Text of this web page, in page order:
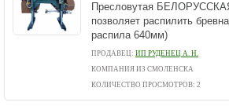
Пресловутая
позволяет распилить
распила 640мм)
ПРОДАВЕЦ: ИП РУДЕНЕЦ А. Н.
КОМПАНИЯ ИЗ СМОЛЕНСКА
КОЛИЧЕСТВО ПРОСМОТРОВ: 2